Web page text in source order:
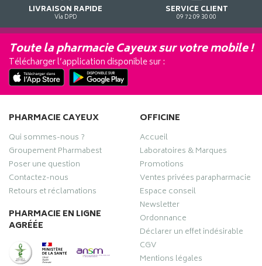
LIVRAISON RAPIDE
Via DPD
SERVICE CLIENT
09 72 09 30 00
Toute la pharmacie Cayeux sur votre mobile !
Télécharger l’application disponible sur :
PHARMACIE CAYEUX
Qui sommes-nous ?
Groupement Pharmabest
Poser une question
Contactez-nous
Retours et réclamations
PHARMACIE EN LIGNE
AGRÉÉE
OFFICINE
Accueil
Laboratoires & Marques
Promotions
Ventes privées parapharmacie
Espace conseil
Newsletter
Ordonnance
Déclarer un effet indésirable
CGV
Mentions légales